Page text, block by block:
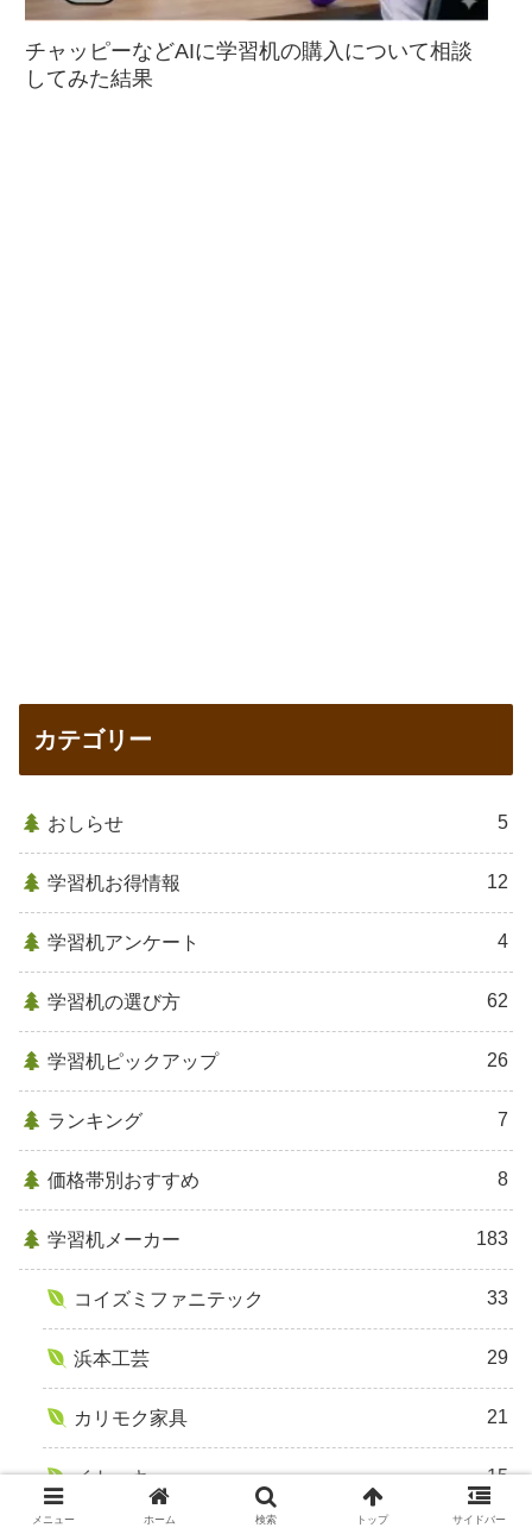
チャッピーなどAIに学習机の購入について相談
してみた結果
カテゴリー
おしらせ 5
学習机お得情報 12
学習机アンケート 4
学習机の選び方 62
学習机ピックアップ 26
ランキング 7
価格帯別おすすめ 8
学習机メーカー 183
コイズミファニテック 33
浜本工芸 29
カリモク家具 21
イトーキ 15
メニュー ホーム 検索 トップ サイドバー